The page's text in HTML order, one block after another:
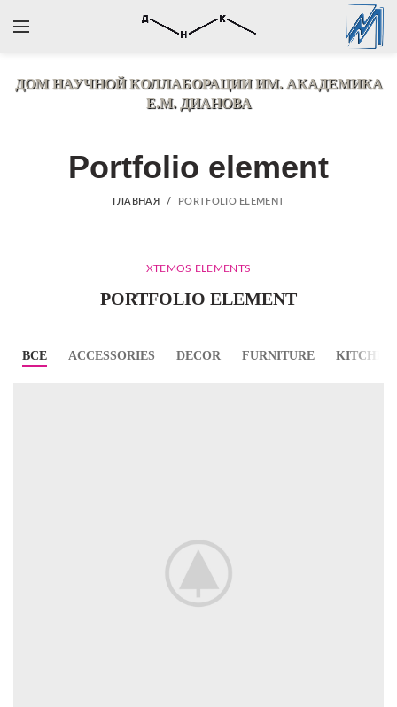
ДОМ НАУЧНОЙ КОЛЛАБОРАЦИИИМ. АКАДЕМИКА
Е.М. ДИАНОВА
Portfolio element
ГЛАВНАЯ PORTFOLIO ELEMENT
XTEMOS ELEMENTS
PORTFOLIO ELEMENT
ВСЕ ACCESSORIES DECOR FURNITURE KITCHEN